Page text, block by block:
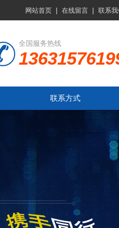
网站首页 | 在线留言 | 联系
全国服务热线
联系方式